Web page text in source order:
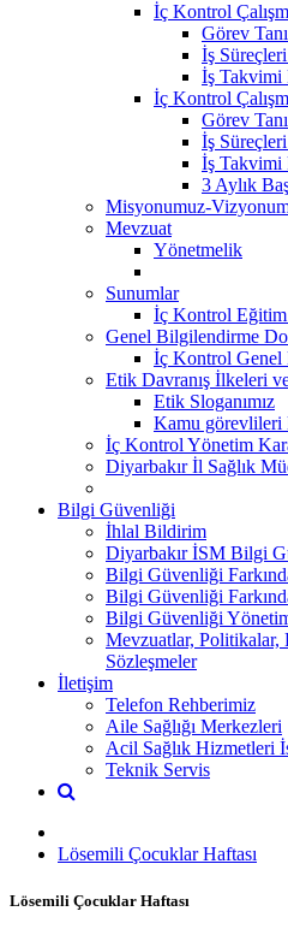
İç Kontrol
Görev
İş
İş Takvimi
İç Kontrol
Görev
İş
İş Takvimi
3 Aylık
Misyonumuz-
Mevzuat
Yönetmelik
Sunumlar
İç Kontrol Eğitim
Genel Bilgilendirme
İç Kontrol Genel
Etik Davranış İlkeleri ve
Etik Sloganımız
Kamu görevlileri
İç Kontrol Yönetim
Diyarbakır İl Sağlık
Bilgi Güvenliği
İhlal Bildirim
Diyarbakır İSM Bilgi
Bilgi Güvenliği
Bilgi Güvenliği
Bilgi Güvenliği
Mevzuatlar, Politikalar,
Sözleşmeler
İletişim
Telefon Rehberimiz
Aile Sağlığı Merkezleri
Acil Sağlık Hizmetleri
Teknik Servis
Lösemili Çocuklar Haftası
Lösemili Çocuklar Haftası